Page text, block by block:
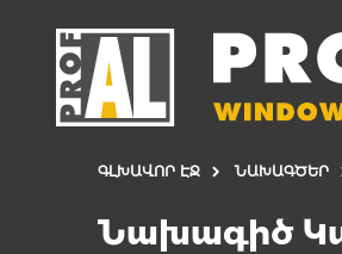
ԳԼԽԱՎՈՐ ԷՋ ՆԱԽԱԳԾԵՐ
Նախագիծ